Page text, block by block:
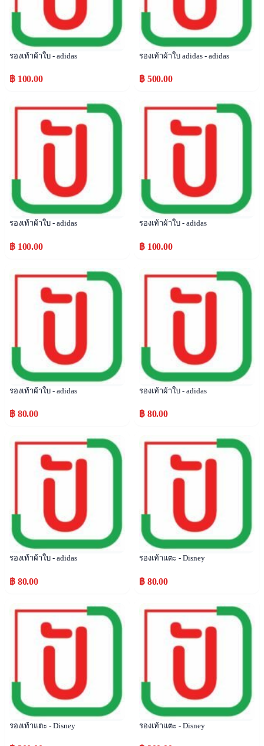
รองเท้าผ้าใบ - adidas
฿ 100.00
รองเท้าผ้าใบ adidas - adidas
฿ 500.00
Popular
รองเท้าผ้าใบ - adidas
฿ 100.00
Popular
รองเท้าผ้าใบ - adidas
฿ 100.00
Popular
รองเท้าผ้าใบ - adidas
฿ 80.00
Popular
รองเท้าผ้าใบ - adidas
฿ 80.00
Popular
รองเท้าผ้าใบ - adidas
฿ 80.00
Popular
รองเท้าแตะ - Disney
฿ 80.00
Popular
รองเท้าแตะ - Disney
Popular
รองเท้าแตะ - Disney